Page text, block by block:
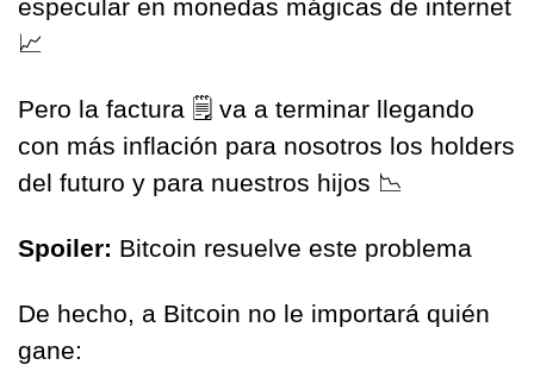
📈
Pero la factura 🗒 va a terminar llegando
con más inflación para nosotros los holders
del futuro y para nuestros hijos 📉
Spoiler: Bitcoin resuelve este problema
De hecho, a Bitcoin no le importará quién
gane: